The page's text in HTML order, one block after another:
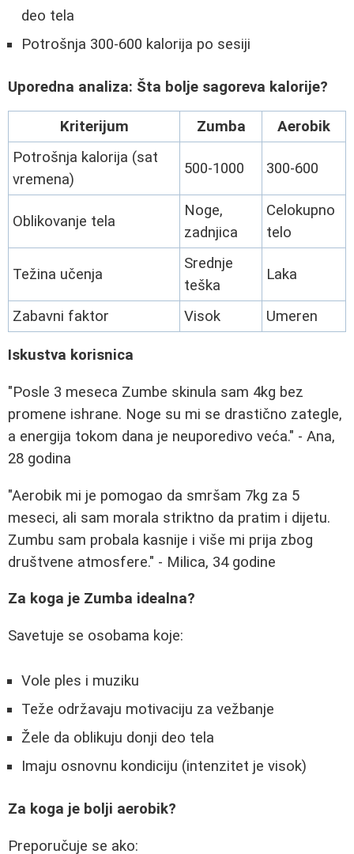
deo tela
Potrošnja 300-600 kalorija po sesiji
Uporedna analiza: Šta bolje sagoreva kalorije?
Kriterijum Zumba
Aerobik
Potrošnja kalorija (sat
vremena)
500-1000 300-600
Oblikovanje tela
Noge,
zadnjica
Celokupno
telo
Težina učenja
Srednje
teška
Laka
Zabavni faktor Visok Umeren
Iskustva korisnica
"Posle 3 meseca Zumbe skinula sam 4kg bez
promene ishrane. Noge su mi se drastično zategle,
a energija tokom dana je neuporedivo veća." - Ana,
28 godina
"Aerobik mi je pomogao da smršam 7kg za 5
meseci, ali sam morala striktno da pratim i dijetu.
Zumbu sam probala kasnije i više mi prija zbog
društvene atmosfere." - Milica, 34 godine
Za koga je Zumba idealna?
Savetuje se osobama koje:
Vole ples i muziku
Teže održavaju motivaciju za vežbanje
Žele da oblikuju donji deo tela
Imaju osnovnu kondiciju (intenzitet je visok)
Za koga je bolji aerobik?
Preporučuje se ako: